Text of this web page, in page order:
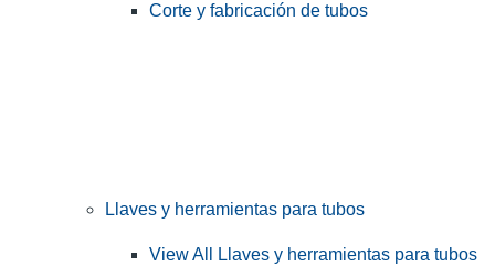
Corte y fabricación de tubos
Llaves y herramientas para tubos
View All Llaves y herramientas para tubos